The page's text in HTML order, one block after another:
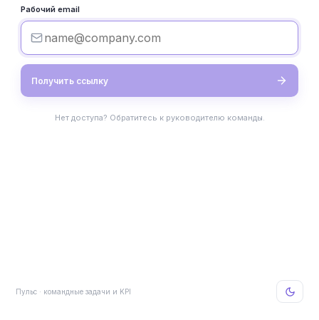
Рабочий email
Получить ссылку
Нет доступа? Обратитесь к руководителю команды.
Пульс · командные задачи и KPI